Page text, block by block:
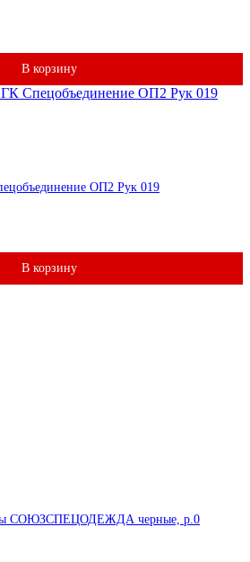
В корзину
ОП2 Рук 019
В корзину
СОЮЗСПЕЦОДЕЖДА черные, р.0